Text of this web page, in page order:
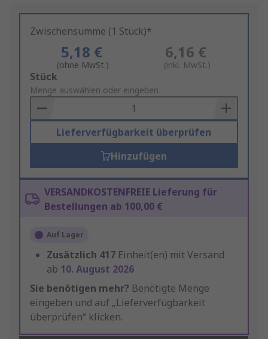
Zwischensumme (1 Stück)*
5,18 €
(ohne MwSt.)
6,16 €
(inkl. MwSt.)
Add
to
Basket
Stück
Menge auswählen oder eingeben
Lieferverfügbarkeit überprüfen
Hinzufügen
VERSANDKOSTENFREIE Lieferung für
Bestellungen ab 100,00 €
Auf Lager
Zusätzlich 417 Einheit(en) mit Versand
ab 10. August 2026
Sie benötigen mehr? Benötigte Menge
eingeben und auf „Lieferverfügbarkeit
überprüfen“ klicken.